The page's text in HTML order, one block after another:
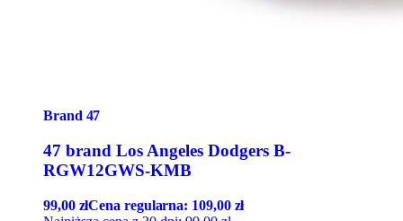
Brand 47
47 brand Los Angeles Dodgers B-
RGW12GWS-KMB
99,00 złCena regularna: 109,00 zł